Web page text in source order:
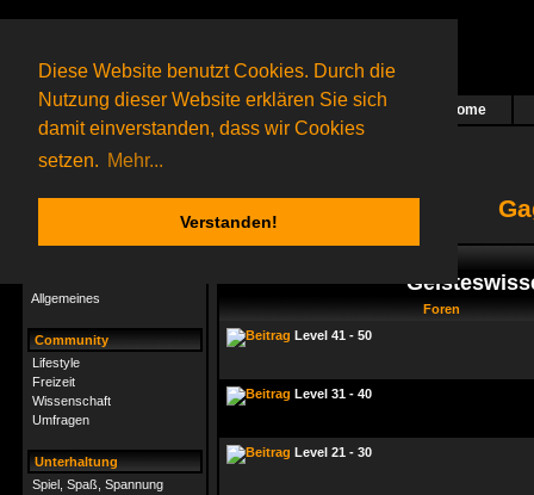
Diese Website benutzt Cookies. Durch die
Nutzung dieser Website erklären Sie sich
damit einverstanden, dass wir Cookies
setzen. Mehr...
Verstanden!
Das nächste Rätsel ist in Arbeit Home
239 Gagolganeronline(0 registrierte und 239 Gäste)
Gagolganer:
9732Rätsel online:
Allgemeines
Community
Lifestyle
Freizeit
Wissenschaft
Umfragen
Unterhaltung
Spiel, Spaß, Spannung
Foren
Level 41 - 50
Level 31 - 40
Level 21 - 30